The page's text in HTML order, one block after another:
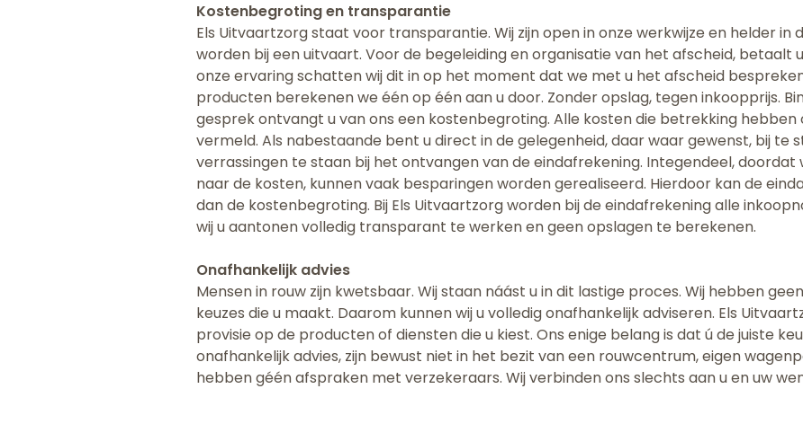
Kostenbegroting en transparantie
Els Uitvaartzorg staat voor transparantie. Wij zijn open in onze werkwijze en helder in
worden bij een uitvaart. ​Voor de begeleiding en organisatie van het afscheid, betaalt
onze ervaring schatten wij dit in op het moment dat we met u het afscheid
producten berekenen we één op één aan u door. Zonder opslag, tegen inkoopprijs.
gesprek ontvangt u van ons een kostenbegroting. Alle kosten die betrekking
vermeld. Als nabestaande bent u direct in de gelegenheid, daar waar gewenst, bij te
verrassingen te staan bij het ontvangen van de eindafrekening. Integendeel, doordat
naar de kosten, kunnen vaak besparingen worden gerealiseerd. Hierdoor kan de
dan de kostenbegroting. Bij Els Uitvaartzorg worden bij de eindafrekening alle
wij u aantonen volledig transparant te werken en geen opslagen te berekenen.
Onafhankelijk advies
Mensen in rouw zijn kwetsbaar. Wij staan náást u in dit lastige proces. Wij hebben
keuzes die u maakt. Daarom kunnen wij u volledig onafhankelijk adviseren. Els
provisie op de producten of diensten die u kiest. Ons enige belang is dat ú de juiste
onafhankelijk advies, zijn bewust niet in het bezit van een rouwcentrum, eigen
hebben géén afspraken met verzekeraars. Wij verbinden ons slechts aan u en uw